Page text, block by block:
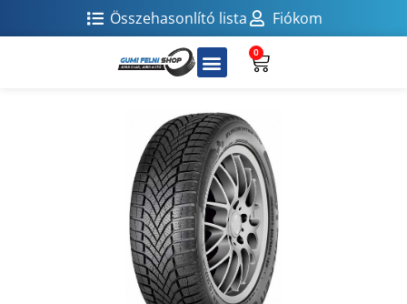
Összehasonlító lista Fiókom
0